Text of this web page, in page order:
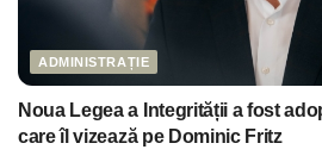
ADMINISTRAȚIE
Noua Legea a Integrității a fost
care îl vizează pe Dominic Fritz